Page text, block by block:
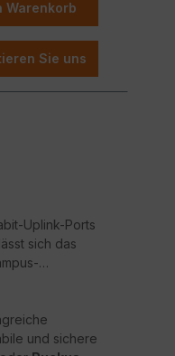
während der
Warenkorb
Sie uns
Uplink-Ports
sich das
und sichere